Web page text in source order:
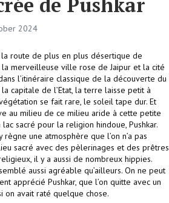
2024
route de plus en plus désertique de
la merveilleuse ville rose de Jaipur et la cité
l’itinéraire classique de la découverte du
capitale de l’Etat, la terre laisse petit à
se fait rare, le soleil tape dur. Et
au milieu de ce milieu aride à cette petite
sacré pour la religion hindoue, Pushkar.
une atmosphère que l’on n’a pas
sacré avec des pèlerinages et des prêtres
il y a aussi de nombreux hippies.
aussi agréable qu’ailleurs. On ne peut
apprécié Pushkar, que l’on quitte avec un
on avait raté quelque chose.